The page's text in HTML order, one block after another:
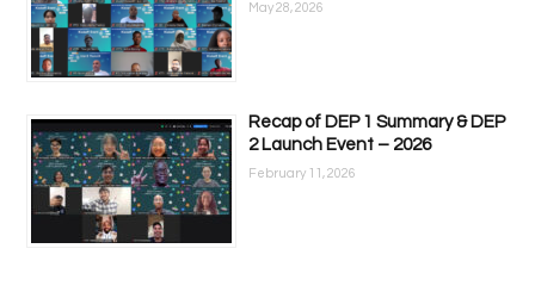
May 28, 2026
Recap of DEP 1 Summary & DEP
2 Launch Event – 2026
February 11, 2026